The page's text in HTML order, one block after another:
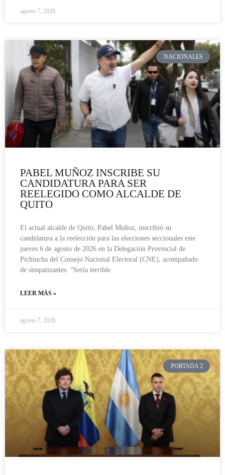
agosto 7, 2026
NACIONALES
PABEL MUÑOZ INSCRIBE SU
CANDIDATURA PARA SER
REELEGIDO COMO ALCALDE DE
QUITO
El actual alcalde de Quito, Pabel Muñoz, inscribió su
candidatura a la reelección para las elecciones seccionales este
jueves 6 de agosto de 2026 en la Delegación Provincial de
Pichincha del Consejo Nacional Electoral (CNE), acompañado
de simpatizantes. “Sería terrible
LEER MÁS »
agosto 7, 2026
PORTADA 2